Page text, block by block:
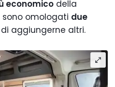
economico della
sono omologati due
aggiungerne altri.